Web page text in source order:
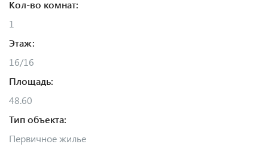
Кол-во комнат:
1
Этаж:
16/16
Площадь:
48.60
Тип объекта:
Первичное жилье